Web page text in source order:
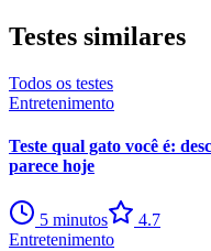
Testes similares
Todos os testes
Entretenimento
Teste qual gato você é:
parece hoje
5 minutos
4.7
Entretenimento